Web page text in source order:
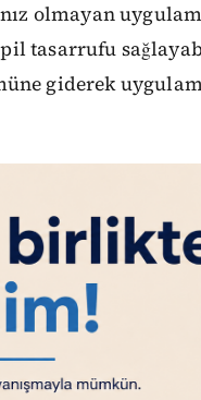
olmayan
pil tasarrufu
giderek